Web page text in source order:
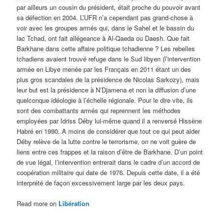
par ailleurs un cousin du président, était proche du pouvoir avant
sa défection en 2004. L’UFR n’a cependant pas grand-chose à
voir avec les groupes armés qui, dans le Sahel et le bassin du
lac Tchad, ont fait allégeance à Al-Qaeda ou Daesh. Que fait
Barkhane dans cette affaire politique tchadienne ? Les rebelles
tchadiens avaient trouvé refuge dans le Sud libyen (l’intervention
armée en Libye menée par les Français en 2011 étant un des
plus gros scandales de la présidence de Nicolas Sarkozy), mais
leur but est la présidence à N’Djamena et non la diffusion d’une
quelconque idéologie à l’échelle régionale. Pour le dire vite, ils
sont des combattants armés qui reprennent les méthodes
employées par Idriss Déby lui-même quand il a renversé Hissène
Habré en 1990. A moins de considérer que tout ce qui peut aider
Déby relève de la lutte contre le terrorisme, on ne voit guère de
liens entre ces frappes et la raison d’être de Barkhane. D’un point
de vue légal, l’intervention entrerait dans le cadre d’un accord de
coopération militaire qui date de 1976. Depuis cette date, il a été
interprété de façon excessivement large par les deux pays.
Read more on Libération